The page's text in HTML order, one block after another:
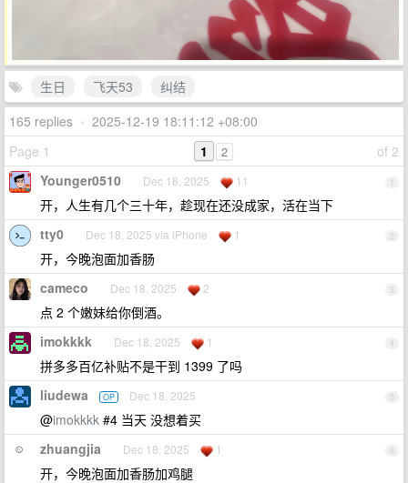
生日 飞天53
纠结
165 replies • 2025-12-19 18:11:12 +08:00
Page 1
of 2
1 2
1
Younger0510 Dec 18, 2025 11
开，人生有几个三十年，趁现在还没成家，活在当下
2
tty0 Dec 18, 2025 via iPhone 1
开，今晚泡面加香肠
3
cameco Dec 18, 2025 2
点 2 个嫩妹给你倒酒。
4
imokkkk Dec 18, 2025 1
拼多多百亿补贴不是干到 1399 了吗
5
liudewa OP Dec 18, 2025
@imokkkk #4 当天 没想着买
6
zhuangjia Dec 18, 2025 1
开，今晚泡面加香肠加鸡腿